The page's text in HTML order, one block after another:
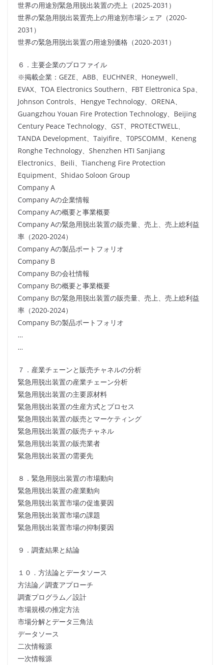
世界の用途別緊急用脱出装置の売上（2025-2031）
世界の緊急用脱出装置売上の用途別市場シェア（2020-
2031）
世界の緊急用脱出装置の用途別価格（2020-2031）
６．主要企業のプロファイル
※掲載企業：GEZE、ABB、EUCHNER、Honeywell、
EVAX、TOA Electronics Southern、FBT Elettronica Spa、
Johnson Controls、Hengye Technology、ORENA、
Guangzhou Youan Fire Protection Technology、Beijing
Century Peace Technology、GST、PROTECTWELL、
TANDA Development、Taiyifire、T0PSCOMM、Keneng
Ronghe Technology、Shenzhen HTI Sanjiang
Electronics、Beili、Tiancheng Fire Protection
Equipment、Shidao Soloon Group
Company A
Company Aの企業情報
Company Aの概要と事業概要
Company Aの緊急用脱出装置の販売量、売上、売上総利益
率（2020-2024）
Company Aの製品ポートフォリオ
Company B
Company Bの会社情報
Company Bの概要と事業概要
Company Bの緊急用脱出装置の販売量、売上、売上総利益
率（2020-2024）
Company Bの製品ポートフォリオ
…
…
７．産業チェーンと販売チャネルの分析
緊急用脱出装置の産業チェーン分析
緊急用脱出装置の主要原材料
緊急用脱出装置の生産方式とプロセス
緊急用脱出装置の販売とマーケティング
緊急用脱出装置の販売チャネル
緊急用脱出装置の販売業者
緊急用脱出装置の需要先
８．緊急用脱出装置の市場動向
緊急用脱出装置の産業動向
緊急用脱出装置市場の促進要因
緊急用脱出装置市場の課題
緊急用脱出装置市場の抑制要因
９．調査結果と結論
１０．方法論とデータソース
方法論／調査アプローチ
調査プログラム／設計
市場規模の推定方法
市場分解とデータ三角法
データソース
二次情報源
一次情報源